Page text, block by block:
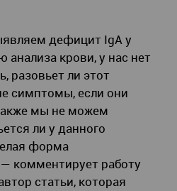
дефицит IgA у
крови, у нас нет
разовьет ли этот
симптомы, если они
мы не можем
ли у данного
форма
комментирует работу
статьи, которая